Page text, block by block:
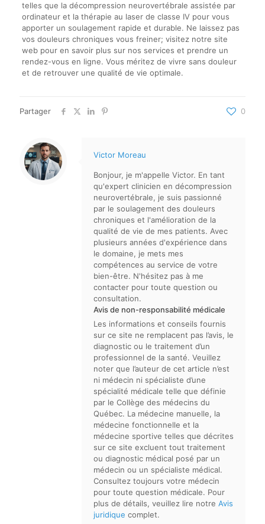
telles que la décompression neurovertébrale assistée par
ordinateur et la thérapie au laser de classe IV pour vous
apporter un soulagement rapide et durable. Ne laissez pas
vos douleurs chroniques vous freiner; visitez notre site
web pour en savoir plus sur nos services et prendre un
rendez-vous en ligne. Vous méritez de vivre sans douleur
et de retrouver une qualité de vie optimale.
Partager 0
Victor Moreau
Bonjour, je m'appelle Victor. En tant
qu'expert clinicien en décompression
neurovertébrale, je suis passionné
par le soulagement des douleurs
chroniques et l'amélioration de la
qualité de vie de mes patients. Avec
plusieurs années d'expérience dans
le domaine, je mets mes
compétences au service de votre
bien-être. N'hésitez pas à me
contacter pour toute question ou
consultation.
Avis de non-responsabilité médicale
Les informations et conseils fournis
sur ce site ne remplacent pas l’avis, le
diagnostic ou le traitement d’un
professionnel de la santé. Veuillez
noter que l’auteur de cet article n’est
ni médecin ni spécialiste d’une
spécialité médicale telle que définie
par le Collège des médecins du
Québec. La médecine manuelle, la
médecine fonctionnelle et la
médecine sportive telles que décrites
sur ce site excluent tout traitement
ou diagnostic médical posé par un
médecin ou un spécialiste médical.
Consultez toujours votre médecin
pour toute question médicale. Pour
plus de détails, veuillez lire notre Avis
juridique complet.